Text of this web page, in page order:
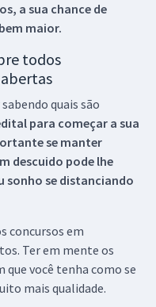
a sua chance de
maior.
todos
quais são
para começar a sua
se manter
descuido pode lhe
sonho se distanciando
concursos em
Ter em mente os
que você tenha como se
mais qualidade.